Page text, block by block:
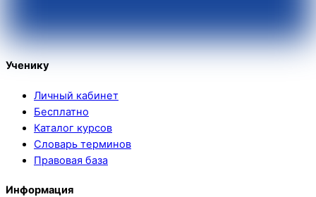
Ученику
Личный кабинет
Бесплатно
Каталог курсов
Словарь терминов
Правовая база
Информация